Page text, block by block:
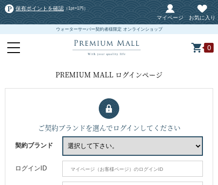
保有ポイントを確認 （1pt=1円）
マイページ お気に入り
ウォーターサーバー契約者様限定 オンラインショップ
0
PREMIUM MALL ログインページ
ご契約ブランドを選んでログインしてください
契約ブランド
ログインID